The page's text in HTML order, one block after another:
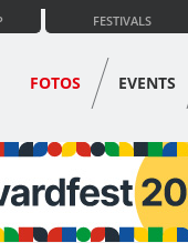
FESTIVALS
FOTOS EVENTS